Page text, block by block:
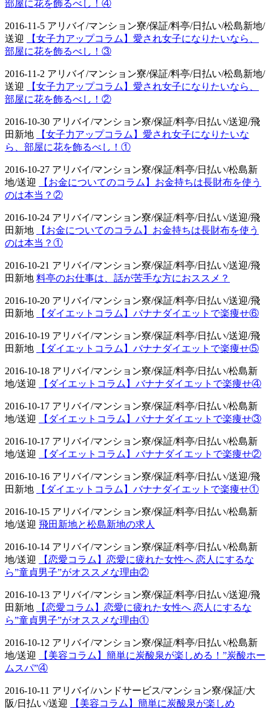
部屋に花を飾るべし！④
2016-11-5 アリバイ/マンション寮/保証/料亭/日払い/松島新地/
送迎
【女子力アップコラム】愛され女子になりたいなら、
部屋に花を飾るべし！③
2016-11-2 アリバイ/マンション寮/保証/料亭/日払い/松島新地/
送迎
【女子力アップコラム】愛され女子になりたいなら、
部屋に花を飾るべし！②
2016-10-30 アリバイ/マンション寮/保証/料亭/日払い/送迎/飛
田新地
【女子力アップコラム】愛され女子になりたいな
ら、部屋に花を飾るべし！①
2016-10-27 アリバイ/マンション寮/保証/料亭/日払い/松島新
地/送迎
【お金についてのコラム】お金持ちは長財布を使う
のは本当？②
2016-10-24 アリバイ/マンション寮/保証/料亭/日払い/送迎/飛
田新地
【お金についてのコラム】お金持ちは長財布を使う
のは本当？①
2016-10-21 アリバイ/マンション寮/保証/料亭/日払い/送迎/飛
田新地 料亭のお仕事は、話が苦手な方におススメ？
2016-10-20 アリバイ/マンション寮/保証/料亭/日払い/送迎/飛
田新地
【ダイエットコラム】バナナダイエットで楽痩せ⑥
2016-10-19 アリバイ/マンション寮/保証/料亭/日払い/送迎/飛
田新地
【ダイエットコラム】バナナダイエットで楽痩せ⑤
2016-10-18 アリバイ/マンション寮/保証/料亭/日払い/松島新
地/送迎
【ダイエットコラム】バナナダイエットで楽痩せ④
2016-10-17 アリバイ/マンション寮/保証/料亭/日払い/松島新
地/送迎
【ダイエットコラム】バナナダイエットで楽痩せ③
2016-10-17 アリバイ/マンション寮/保証/料亭/日払い/松島新
地/送迎
【ダイエットコラム】バナナダイエットで楽痩せ②
2016-10-16 アリバイ/マンション寮/保証/料亭/日払い/送迎/飛
田新地
【ダイエットコラム】バナナダイエットで楽痩せ①
2016-10-15 アリバイ/マンション寮/保証/料亭/日払い/松島新
地/送迎 飛田新地と松島新地の求人
2016-10-14 アリバイ/マンション寮/保証/料亭/日払い/松島新
地/送迎
【恋愛コラム】恋愛に疲れた女性へ 恋人にするな
ら”童貞男子”がオススメな理由②
2016-10-13 アリバイ/マンション寮/保証/料亭/日払い/送迎/飛
田新地
【恋愛コラム】恋愛に疲れた女性へ 恋人にするな
ら”童貞男子”がオススメな理由①
2016-10-12 アリバイ/マンション寮/保証/料亭/日払い/松島新
地/送迎
【美容コラム】簡単に炭酸泉が楽しめる！”炭酸ホー
ムスパ”④
2016-10-11 アリバイ/ハンドサービス/マンション寮/保証/大
阪/日払い/送迎
【美容コラム】簡単に炭酸泉が楽しめ